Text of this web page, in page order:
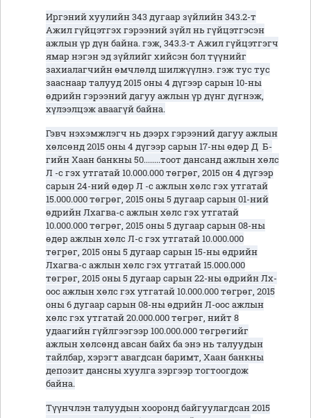
Иргэний хуулийн 343 дугаар зүйлийн 343.2-т
Ажил гүйцэтгэх гэрээний зүйл нь гүйцэтгэсэн
ажлын үр дүн байна. гэж, 343.3-т Ажил гүйцэтгэгч
ямар нэгэн эд зүйлийг хийсэн бол түүнийг
захиалагчийн өмчлөлд шилжүүлнэ. гэж тус тус
зааснаар талууд 2015 оны 4 дүгээр сарын 10-ны
өдрийн гэрээний дагуу ажлын үр дүнг дүгнэж,
хүлээлцэж аваагүй байна.
Гэвч нэхэмжлэгч нь дээрх гэрээний дагуу ажлын
хөлсөнд 2015 оны 4 дүгээр сарын 17-ны өдөр Д Б-
гийн Хаан банкны 50........тоот дансанд ажлын хөлс
Л -с гэх утгатай 10.000.000 төгрөг, 2015 он 4 дүгээр
сарын 24-ний өдөр Л -с ажлын хөлс гэх утгатай
15.000.000 төгрөг, 2015 оны 5 дугаар сарын 01-ний
өдрийн Лхагва-с ажлын хөлс гэх утгатай
10.000.000 төгрөг, 2015 оны 5 дугаар сарын 08-ны
өдөр ажлын хөлс Л-с гэх утгатай 10.000.000
төгрөг, 2015 оны 5 дугаар сарын 15-ны өдрийн
Лхагва-с ажлын хөлс гэх утгатай 15.000.000
төгрөг, 2015 оны 5 дугаар сарын 22-ны өдрийн Лх-
оос ажлын хөлс гэх утгатай 10.000.000 төгрөг, 2015
оны 6 дугаар сарын 08-ны өдрийн Л-оос ажлын
хөлс гэх утгатай 20.000.000 төгрөг, нийт 8
удаагийн гүйлгээгээр 100.000.000 төгрөгийг
ажлын хөлсөнд авсан байх ба энэ нь талуудын
тайлбар, хэрэгт авагдсан баримт, Хаан банкны
депозит дансны хуулга зэргээр тогтоогдож
байна.
Түүнчлэн талуудын хооронд байгуулагдсан 2015